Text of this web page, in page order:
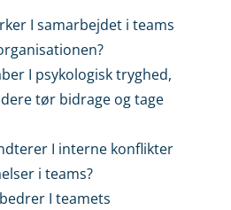
I samarbejdet i teams
I psykologisk tryghed,
tør bidrage og tage
I interne konflikter
i teams?
I teamets